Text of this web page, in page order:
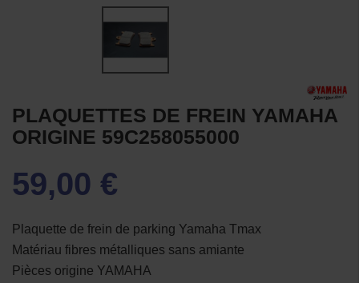
PLAQUETTES DE FREIN YAMAHA
ORIGINE 59C258055000
59,00 €
Plaquette de frein de parking Yamaha Tmax
Matériau fibres métalliques sans amiante
Pièces origine YAMAHA